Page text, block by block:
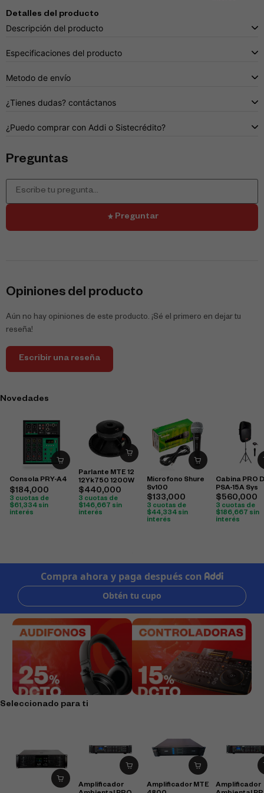
Detalles del producto
Descripción del producto
Especificaciones del producto
Metodo de envío
¿Tienes dudas? contáctanos
¿Puedo comprar con Addi o Sistecrédito?
Preguntas
Preguntar
Opiniones del producto
Aún no hay opiniones de este producto. ¡Sé el primero en dejar tu
reseña!
Escribir una reseña
Novedades
Consola PRY-A4
$184,000
3 cuotas de
$61,334 sin
interés
Parlante MTE 12
12Yk750 1200W
$440,000
3 cuotas de
$146,667 sin
interés
Microfono Shure
Sv100
$133,000
3 cuotas de
$44,334 sin
interés
Cabina PRO
PSA-15A Sys
$560,000
3 cuotas de
$186,667 sin
interés
Seleccionado para ti
Amplificador
Amplificador MTE
Amplificador